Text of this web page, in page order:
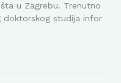
u Zagrebu. Trenutno
doktorskog studija infor